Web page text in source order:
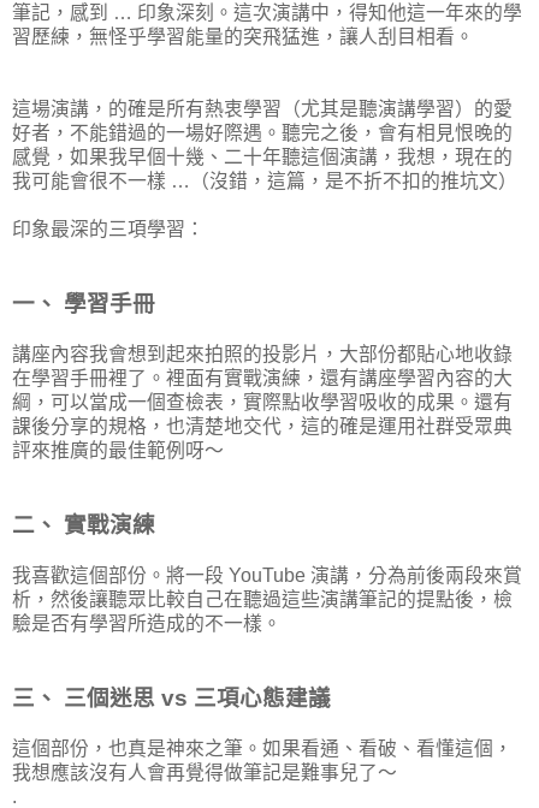
筆記，感到 … 印象深刻。這次演講中，得知他這一年來的學
習歷練，無怪乎學習能量的突飛猛進，讓人刮目相看。
這場演講，的確是所有熱衷學習（尤其是聽演講學習）的愛
好者，不能錯過的一場好際遇。聽完之後，會有相見恨晚的
感覺，如果我早個十幾、二十年聽這個演講，我想，現在的
我可能會很不一樣 …（沒錯，這篇，是不折不扣的推坑文）
印象最深的三項學習：
一、 學習手冊
講座內容我會想到起來拍照的投影片，大部份都貼心地收錄
在學習手冊裡了。裡面有實戰演練，還有講座學習內容的大
綱，可以當成一個查檢表，實際點收學習吸收的成果。還有
課後分享的規格，也清楚地交代，這的確是運用社群受眾典
評來推廣的最佳範例呀～
二、 實戰演練
我喜歡這個部份。將一段 YouTube 演講，分為前後兩段來賞
析，然後讓聽眾比較自己在聽過這些演講筆記的提點後，檢
驗是否有學習所造成的不一樣。
三、 三個迷思 vs 三項心態建議
這個部份，也真是神來之筆。如果看通、看破、看懂這個，
我想應該沒有人會再覺得做筆記是難事兒了～
.